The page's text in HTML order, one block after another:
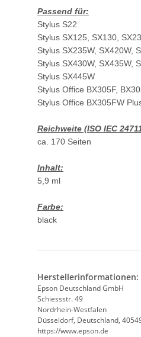
Passend für:
Stylus S22
Stylus SX125, SX130,
Stylus SX235W, SX420W,
Stylus SX430W, SX435W,
Stylus SX445W
Stylus Office BX305F,
Stylus Office BX305FW
Reichweite (ISO IEC
ca. 170 Seiten
Inhalt:
5,9 ml
Farbe:
black
Herstellerinformationen:
Epson Deutschland GmbH
Schiessstr. 49
Nordrhein-Westfalen
Düsseldorf, Deutschland,
https://www.epson.de